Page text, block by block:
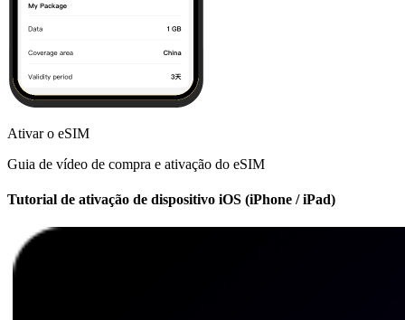
Ativar o eSIM
Guia de vídeo de compra e ativação do eSIM
Tutorial de ativação de dispositivo iOS (iPhone / iPad)